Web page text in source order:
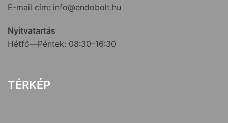
E-mail cím: info@endobolt.hu
Nyitvatartás
Hétfő—Péntek: 08:30–16:30
TÉRKÉP